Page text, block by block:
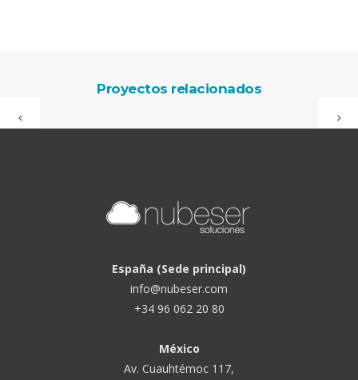
Proyectos relacionados
España (Sede principal)
info@nubeser.com
+34 96 062 20 80
México
Av. Cuauhtémoc 117,